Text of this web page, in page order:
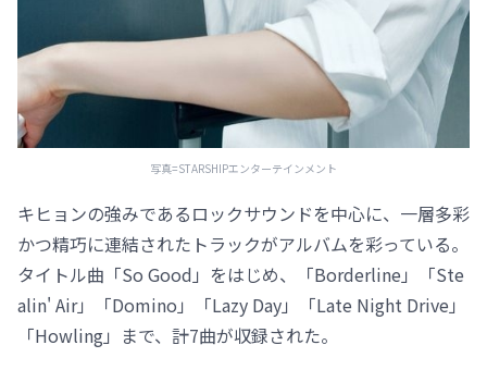
写真=STARSHIPエンターテインメント
キヒョンの強みであるロックサウンドを中心に、一層多彩
かつ精巧に連結されたトラックがアルバムを彩っている。
タイトル曲「So Good」をはじめ、「Borderline」「Ste
alin' Air」「Domino」「Lazy Day」「Late Night Drive」
「Howling」まで、計7曲が収録された。